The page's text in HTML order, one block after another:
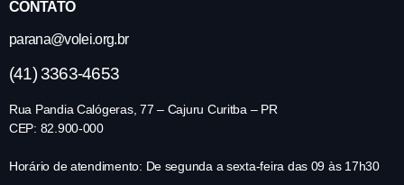
CONTATO
parana@volei.org.br
(41) 3363-4653
Rua Pandia Calógeras, 77 – Cajuru Curitba – PR
CEP: 82.900-000
Horário de atendimento: De segunda a sexta-feira das 09 às 17h30